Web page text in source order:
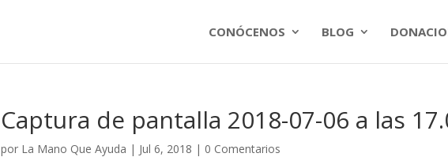
CONÓCENOS BLOG
Captura de pantalla 2018-07-06 a las
por La Mano Que Ayuda | Jul 6, 2018 | 0 Comentarios